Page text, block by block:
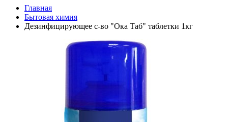
Главная
Бытовая химия
Дезинфицирующее с-во "Ока Таб" таблетки 1кг